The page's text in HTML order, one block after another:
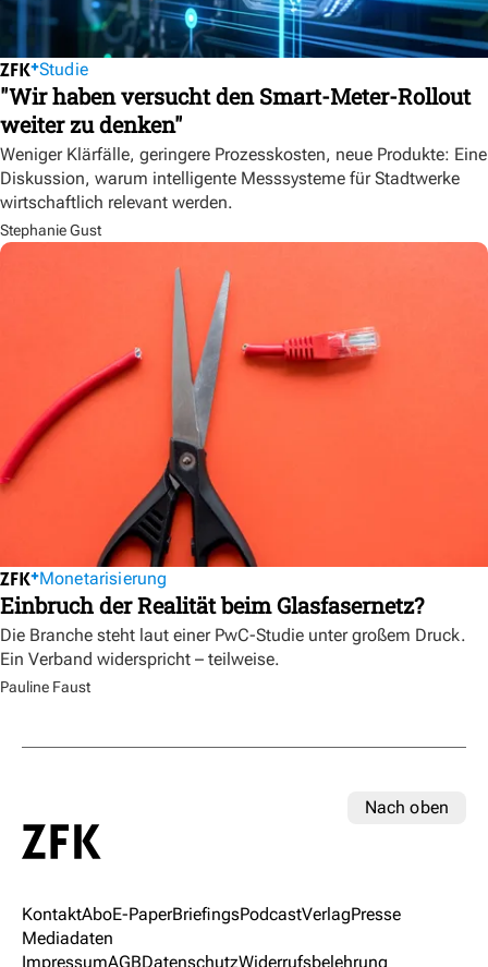
Studie
"Wir haben versucht den Smart-Meter-Rollout
weiter zu denken"
Weniger Klärfälle, geringere Prozesskosten, neue Produkte: Eine
Diskussion, warum intelligente Messsysteme für Stadtwerke
wirtschaftlich relevant werden.
Stephanie Gust
Monetarisierung
Einbruch der Realität beim Glasfasernetz?
Die Branche steht laut einer PwC-Studie unter großem Druck.
Ein Verband widerspricht – teilweise.
Pauline Faust
Nach oben
KontaktAboE-PaperBriefingsPodcastVerlagPresse
Mediadaten
ImpressumAGBDatenschutzWiderrufsbelehrung